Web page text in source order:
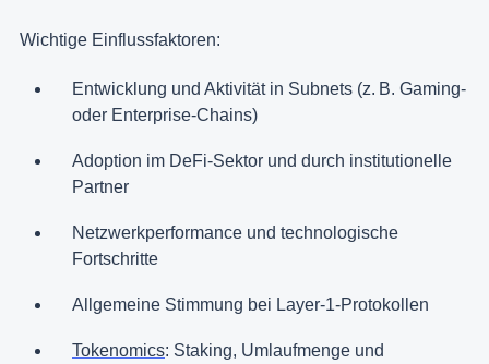
Wichtige Einflussfaktoren:
Entwicklung und Aktivität in Subnets (z. B. Gaming-
oder Enterprise-Chains)
Adoption im DeFi-Sektor und durch institutionelle
Partner
Netzwerkperformance und technologische
Fortschritte
Allgemeine Stimmung bei Layer-1-Protokollen
Tokenomics: Staking, Umlaufmenge und